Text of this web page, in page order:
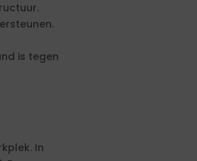
is tegen
In